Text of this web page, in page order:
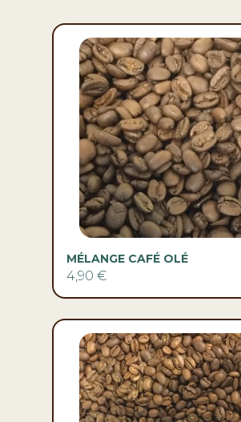
MÉLANGE CAFÉ OLÉ
4,90 €